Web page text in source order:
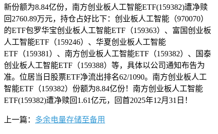
新份额为8.84亿份，南方创业板人工智能ETF(159382)遭净赎
回2760.89万元，持仓占好比下：创业板人工智能（970070）
的ETF包罗华宝创业板人工智能ETF（159363）、富国创业板
人工智能ETF（159246）、华夏创业板人工智能
ETF（159381）、南方创业板人工智能ETF（159382）、国泰
创业板人工智能ETF（159388）等，具体以公司通知布告为
准。位居当日股票ETF净流出排名62/1090。南方创业板人工
智能ETF（159382）份额为8.84亿份！南方创业板人工智能
ETF(159382)遭净赎回1.61亿元，回首2025年12月31日！
上一篇： 多余电量存储至备用